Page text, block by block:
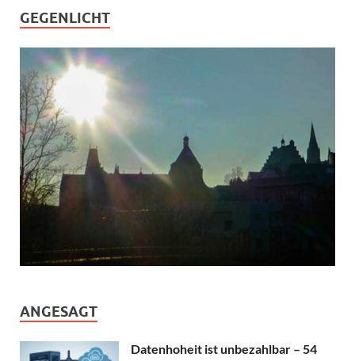
GEGENLICHT
ANGESAGT
Datenhoheit ist unbezahlbar – 54